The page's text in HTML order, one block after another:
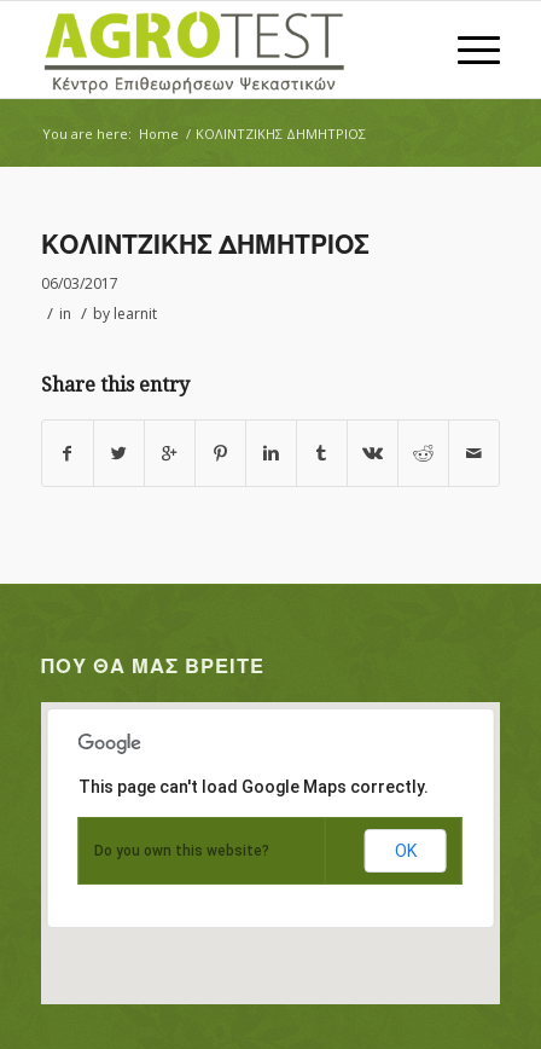
You are here: Home / ΚΟΛΙΝΤΖΙΚΗΣ ΔΗΜΗΤΡΙΟΣ
ΚΟΛΙΝΤΖΙΚΗΣ ΔΗΜΗΤΡΙΟΣ
06/03/2017
/ in / by learnit
Share this entry
ΠΟΥ ΘΑ ΜΑΣ ΒΡΕΊΤΕ
This page can't load Google Maps correctly.
Do you own this website? OK